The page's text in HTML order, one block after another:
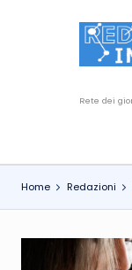
e
a
z
o
Home Redazioni